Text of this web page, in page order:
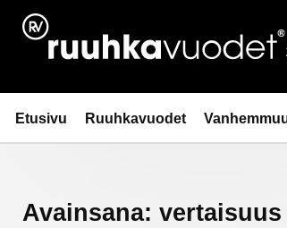
Siirry
sisältöön
Ruuhkavuodet.fi
Etusivu Ruuhkavuodet
Avainsana: vertaisuus